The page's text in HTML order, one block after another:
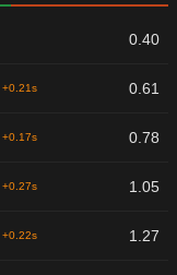
0.40
+0.21s 0.61
+0.17s 0.78
+0.27s 1.05
+0.22s 1.27